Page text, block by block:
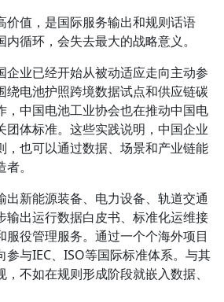
价值，是国际服务输出和规则话语
循环，会失去最大的战略意义。
企业已经开始从被动适应走向主动参
绕电池护照跨境数据试点和供应链碳
，中国电池工业协会也在推动中国电
团体标准。这些实践说明，中国企业
，也可以通过数据、场景和产业链能
。
出新能源装备、电力设备、轨道交通
输出运行数据白皮书、标准化运维接
服役管理服务。通过一个个海外项目
参与IEC、ISO等国际标准体系。与其
不如在规则形成阶段就嵌入数据、